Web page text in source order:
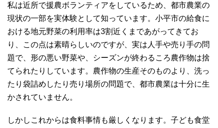
私は近所で援農ボランティアをしているため、都市農業の
現状の一部を実体験として知っています。小平市の給食に
おける地元野菜の利用率は3割近くまであがってきてお
り、この点は素晴らしいのですが、実は人手や売り手の問
題で、形の悪い野菜や、シーズンが終わるころ農作物は捨
てられたりしています。農作物の生産そのものより、洗っ
たり袋詰めしたり売り場所の問題で、都市農業は十分に生
かされていません。
しかしこれからは食料事情も厳しくなります。子ども食堂